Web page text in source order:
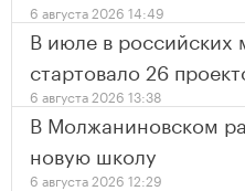
6 августа 2026 14:49
В июле в российских
стартовало 26
6 августа 2026 13:38
В Молжаниновском
новую школу
6 августа 2026 12:29